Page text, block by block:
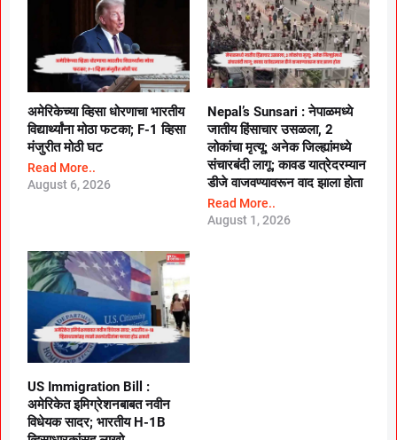
अमेरिकेच्या व्हिसा धोरणाचा भारतीय
विद्यार्थ्यांना मोठा फटका; F-1 व्हिसा
मंजुरीत मोठी घट
Read More..
August 6, 2026
Nepal’s Sunsari : नेपाळमध्ये
जातीय हिंसाचार उसळला, 2
लोकांचा मृत्यू; अनेक जिल्ह्यांमध्ये
संचारबंदी लागू; कावड यात्रेदरम्यान
डीजे वाजवण्यावरून वाद झाला होता
Read More..
August 1, 2026
US Immigration Bill :
अमेरिकेत इमिग्रेशनबाबत नवीन
विधेयक सादर; भारतीय H-1B